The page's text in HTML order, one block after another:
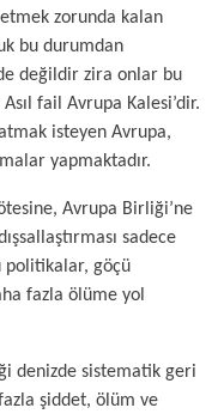
zorunda kalan
bu durumdan
değildir zira onlar bu
fail Avrupa Kalesi’dir.
isteyen Avrupa,
yapmaktadır.
ötesine, Avrupa Birliği’ne
sadece
politikalar, göçü
fazla ölüme yol
denizde sistematik geri
şiddet, ölüm ve